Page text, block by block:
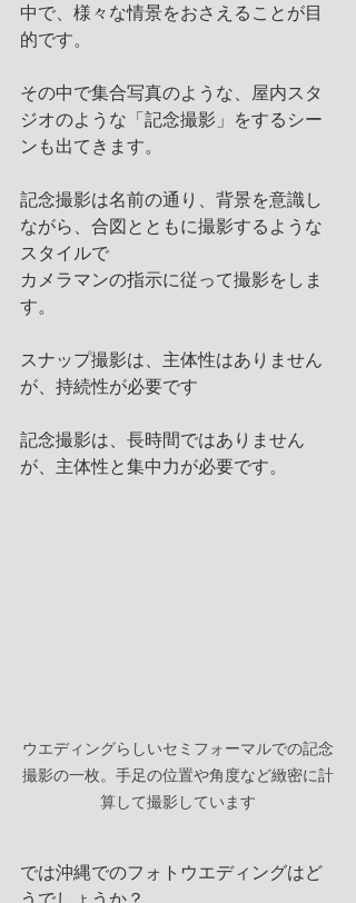
中で、様々な情景をおさえることが目
的です。
その中で集合写真のような、屋内スタ
ジオのような「記念撮影」をするシー
ンも出てきます。
記念撮影は名前の通り、背景を意識し
ながら、合図とともに撮影するような
スタイルで
カメラマンの指示に従って撮影をしま
す。
スナップ撮影は、主体性はありません
が、持続性が必要です
記念撮影は、長時間ではありません
が、主体性と集中力が必要です。
ウエディングらしいセミフォーマルでの記念
撮影の一枚。手足の位置や角度など緻密に計
算して撮影しています
では沖縄でのフォトウエディングはど